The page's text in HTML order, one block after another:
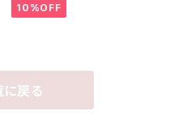
10%OFF
戻る